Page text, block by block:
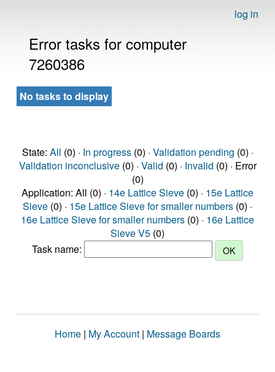
log in
Error tasks for computer
7260386
No tasks to display
State: All (0) · In progress(0) · Validation pending (0) ·
Validation inconclusive(0) · Valid (0) · Invalid (0) · Error
(0)
Application: All (0) · 14e Lattice Sieve (0) · 15e Lattice
Sieve (0) · 15e Lattice Sieve for smaller numbers (0) ·
16e Lattice Sieve for smaller numbers (0) · 16e Lattice
Sieve V5 (0)
Task name:
Home | My Account | Message Boards